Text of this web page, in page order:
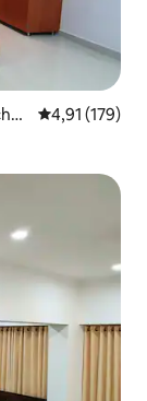
Évaluation
4,91 (179)